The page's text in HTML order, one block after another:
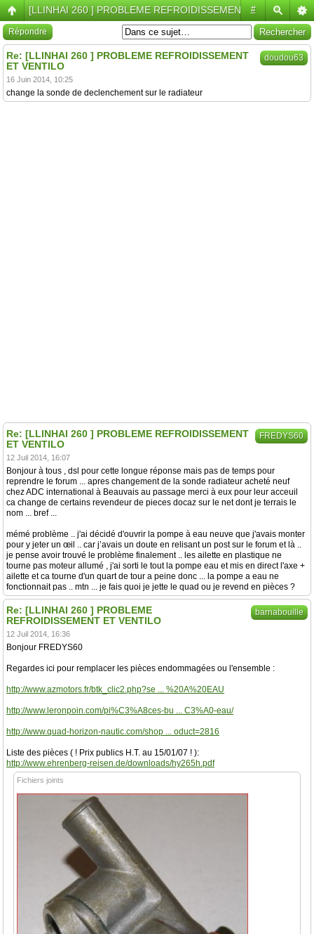
#
[LLINHAI 260 ] PROBLEME REFROIDISSEMENT ET VENTILO
Répondre
doudou63
Re: [LLINHAI 260 ] PROBLEME REFROIDISSEMENT
ET VENTILO
16 Juin 2014, 10:25
change la sonde de declenchement sur le radiateur
FREDYS60
Re: [LLINHAI 260 ] PROBLEME REFROIDISSEMENT
ET VENTILO
12 Juil 2014, 16:07
Bonjour à tous , dsl pour cette longue réponse mais pas de temps pour
reprendre le forum ... apres changement de la sonde radiateur acheté neuf
chez ADC international à Beauvais au passage merci à eux pour leur acceuil
ca change de certains revendeur de pieces docaz sur le net dont je terrais le
nom ... bref ...
mémé problème .. j'ai décidé d'ouvrir la pompe à eau neuve que j'avais monter
pour y jeter un œil .. car j’avais un doute en relisant un post sur le forum et là ..
je pense avoir trouvé le problème finalement .. les ailette en plastique ne
tourne pas moteur allumé , j'ai sorti le tout la pompe eau et mis en direct l'axe +
ailette et ca tourne d'un quart de tour a peine donc ... la pompe a eau ne
fonctionnait pas .. mtn ... je fais quoi je jette le quad ou je revend en pièces ?
barnabouille
Re: [LLINHAI 260 ] PROBLEME
REFROIDISSEMENT ET VENTILO
12 Juil 2014, 16:36
Bonjour FREDYS60
Regardes ici pour remplacer les pièces endommagées ou l'ensemble :
http://www.azmotors.fr/btk_clic2.php?se ... %20A%20EAU
http://www.leronpoin.com/pi%C3%A8ces-bu ... C3%A0-eau/
http://www.quad-horizon-nautic.com/shop ... oduct=2816
Liste des pièces ( ! Prix publics H.T. au 15/01/07 ! ):
http://www.ehrenberg-reisen.de/downloads/hy265h.pdf
Fichiers joints